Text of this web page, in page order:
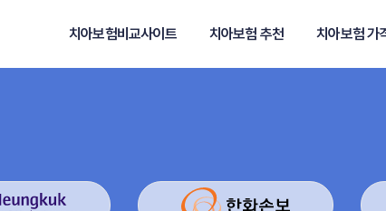
치아보험비교사이트 치아보험 추천 치아보험 가